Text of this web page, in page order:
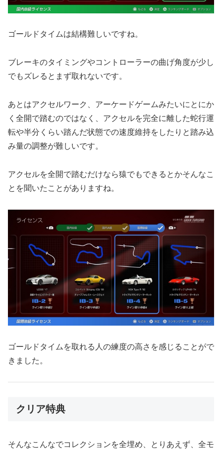
ゴールドタイムは結構難しいですね。
ブレーキのタイミングやコントローラーの曲げ角度が少し
でもズレるとまず取れないです。
あとはアクセルワーク、アーケードゲームみたいにとにか
く全開で踏むのではなく、アクセルを完全に離した蛇行運
転や半分くらい踏んだ状態での速度維持をしたりと踏み込
み量の調整が難しいです。
アクセルを全開で踏むだけなら猿でもできるとかそんなこ
とを聞いたことがありますね。
ゴールドタイムを取れる人の練度の高さを感じることがで
きました。
クリア特典
そんなこんなでコレクションを全埋め、とりあえず、全モ